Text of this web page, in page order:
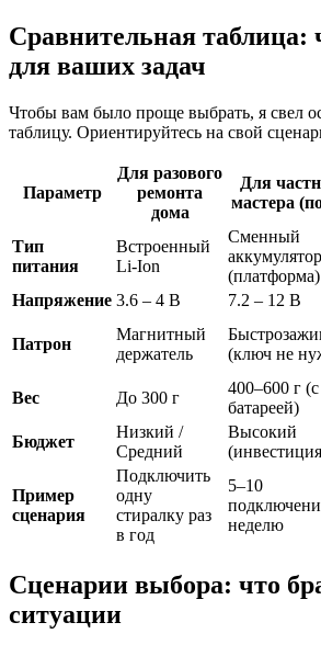
Сравнительная таблица:
для ваших задач
Чтобы вам было проще выбрать, я свел
таблицу. Ориентируйтесь на свой
Параметр
Для разового
ремонта
дома
Для
мастера
Тип
питания
Встроенный
Li-Ion
Сменный
аккумулятор
(платформа)
Напряжение 3.6 – 4 В 7.2 – 12 В
Патрон
Магнитный
держатель
(ключ не
Вес
До 300 г
400–600 г (с
батареей)
Бюджет
Низкий /
Средний
Высокий
Пример
сценария
Подключить
одну
стиралку раз
в год
5–10
неделю
Сценарии выбора: что
ситуации